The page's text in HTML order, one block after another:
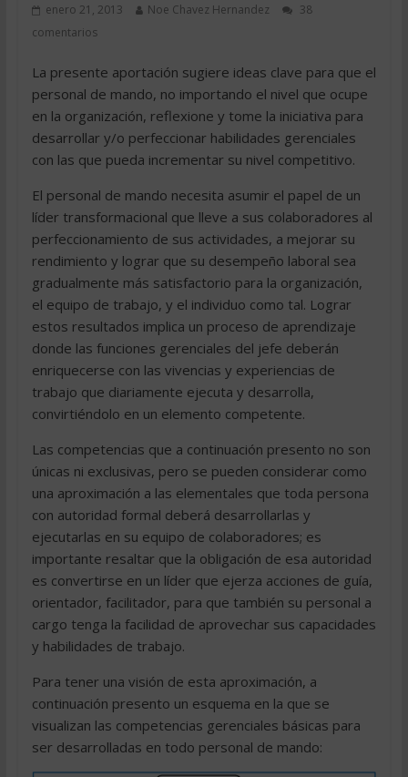
enero 21, 2013 Noe Chavez Hernandez
38
comentarios
La presente aportación sugiere ideas clave para que el
personal de mando, no importando el nivel que ocupe
en la organización, reflexione y tome la iniciativa para
desarrollar y/o perfeccionar habilidades gerenciales
con las que pueda incrementar su nivel competitivo.
El personal de mando necesita asumir el papel de un
líder transformacional que lleve a sus colaboradores al
perfeccionamiento de sus actividades, a mejorar su
rendimiento y lograr que su desempeño laboral sea
gradualmente más satisfactorio para la organización,
el equipo de trabajo, y el individuo como tal. Lograr
estos resultados implica un proceso de aprendizaje
donde las funciones gerenciales del jefe deberán
enriquecerse con las vivencias y experiencias de
trabajo que diariamente ejecuta y desarrolla,
convirtiéndolo en un elemento competente.
Las competencias que a continuación presento no son
únicas ni exclusivas, pero se pueden considerar como
una aproximación a las elementales que toda persona
con autoridad formal deberá desarrollarlas y
ejecutarlas en su equipo de colaboradores; es
importante resaltar que la obligación de esa autoridad
es convertirse en un líder que ejerza acciones de guía,
orientador, facilitador, para que también su personal a
cargo tenga la facilidad de aprovechar sus capacidades
y habilidades de trabajo.
Para tener una visión de esta aproximación, a
continuación presento un esquema en la que se
visualizan las competencias gerenciales básicas para
ser desarrolladas en todo personal de mando: